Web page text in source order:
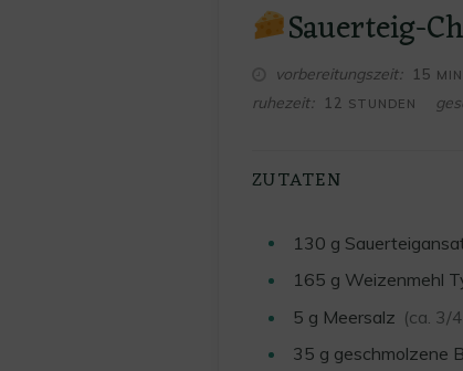
Sauerteig-
vorbereitungszeit 15
ruhezeit 12 STUNDEN
STUNDEN
ZUTATEN
130 g
165 g Weizenmehl
5 g Meersalz (ca. 3/
35 g geschmolzene